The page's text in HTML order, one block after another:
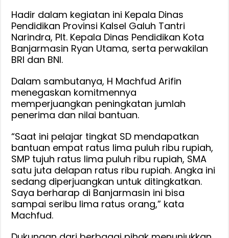
Hadir dalam kegiatan ini Kepala Dinas
Pendidikan Provinsi Kalsel Galuh Tantri
Narindra, Plt. Kepala Dinas Pendidikan Kota
Banjarmasin Ryan Utama, serta perwakilan
BRI dan BNI.
Dalam sambutanya, H Machfud Arifin
menegaskan komitmennya
memperjuangkan peningkatan jumlah
penerima dan nilai bantuan.
“Saat ini pelajar tingkat SD mendapatkan
bantuan empat ratus lima puluh ribu rupiah,
SMP tujuh ratus lima puluh ribu rupiah, SMA
satu juta delapan ratus ribu rupiah. Angka ini
sedang diperjuangkan untuk ditingkatkan.
Saya berharap di Banjarmasin ini bisa
sampai seribu lima ratus orang,” kata
Machfud.